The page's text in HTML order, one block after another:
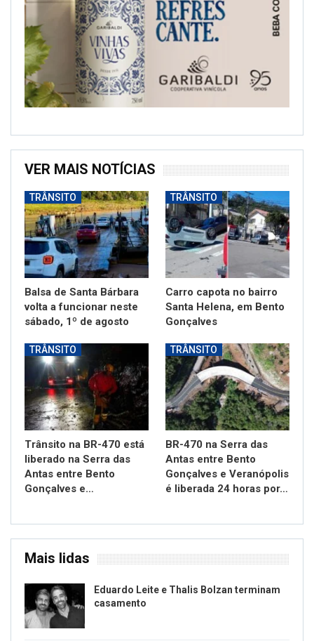
VER MAIS NOTÍCIAS
TRÂNSITO
Balsa de Santa Bárbara
volta a funcionar neste
sábado, 1º de agosto
TRÂNSITO
Carro capota no bairro
Santa Helena, em Bento
Gonçalves
TRÂNSITO
Trânsito na BR-470 está
liberado na Serra das
Antas entre Bento
Gonçalves e…
TRÂNSITO
BR-470 na Serra das
Antas entre Bento
Gonçalves e Veranópolis
é liberada 24 horas por…
Mais lidas
Eduardo Leite e Thalis Bolzan terminam
casamento